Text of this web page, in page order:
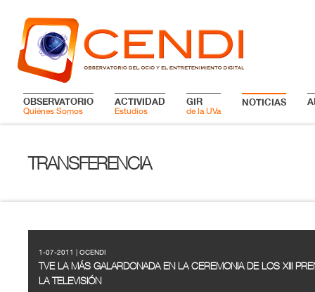
OBSERVATORIO
Quiénes Somos
ACTIVIDAD
Estudios
GIR
de la UVa
NOTICIAS
TRANSFERENCIA
1-07-2011 | OCENDI
TVE LA MÁS GALARDONADA EN LA CEREMONIA DE LOS XIII
LA TELEVISIÓN